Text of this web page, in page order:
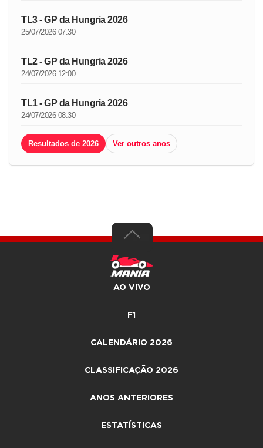
TL3 - GP da Hungria 2026
25/07/2026 07:30
TL2 - GP da Hungria 2026
24/07/2026 12:00
TL1 - GP da Hungria 2026
24/07/2026 08:30
Resultados de 2026 Ver outros anos
AO VIVO
F1
CALENDÁRIO 2026
CLASSIFICAÇÃO 2026
ANOS ANTERIORES
ESTATÍSTICAS